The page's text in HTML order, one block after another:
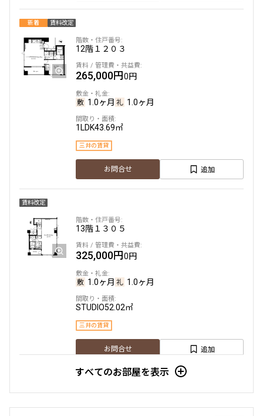
新着 賃料改定
12階１２０３
265,000円0円
1.0ヶ月 1.0ヶ月
1LDK43.69㎡
三井の賃貸
お問合せ 追加
賃料改定
13階１３０５
325,000円0円
1.0ヶ月 1.0ヶ月
STUDIO52.02㎡
三井の賃貸
お問合せ 追加
すべてのお部屋を表示